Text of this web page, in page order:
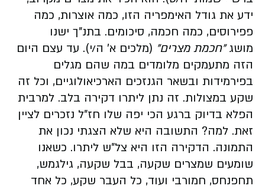
ידע את גודל האימפריה הזו, כמה אוצרות, כמה
פפירוסים, כמה חכמה, סיכומים. בתנ"ך ישנו
מושג"חכמת מצרים" (מלכים א' ה/י). עד עצם היום
הזה מתעמקים מלומדים במה שהם מגלים
בפירמידות ובשאר הגנזכים הארכיאולוגיים, וכל זה
שקע במצולות. זה נתן ליתרו דקירה בלב. למרבית
הפלא בדיוק ברגע הכי יפה שלו חז"ל נזכרים לציין
זאת. למה? התשובה היא שלא הצגתי נכון את
התמונה. הדקירה הזו היא צל"ש ליתרו. כשאנו
שומעים שמצרים שקעה, בבל שקעה, גילגמש,
תחפנחס, חמורבי ועוד, כל העבר שקע, כל אחד